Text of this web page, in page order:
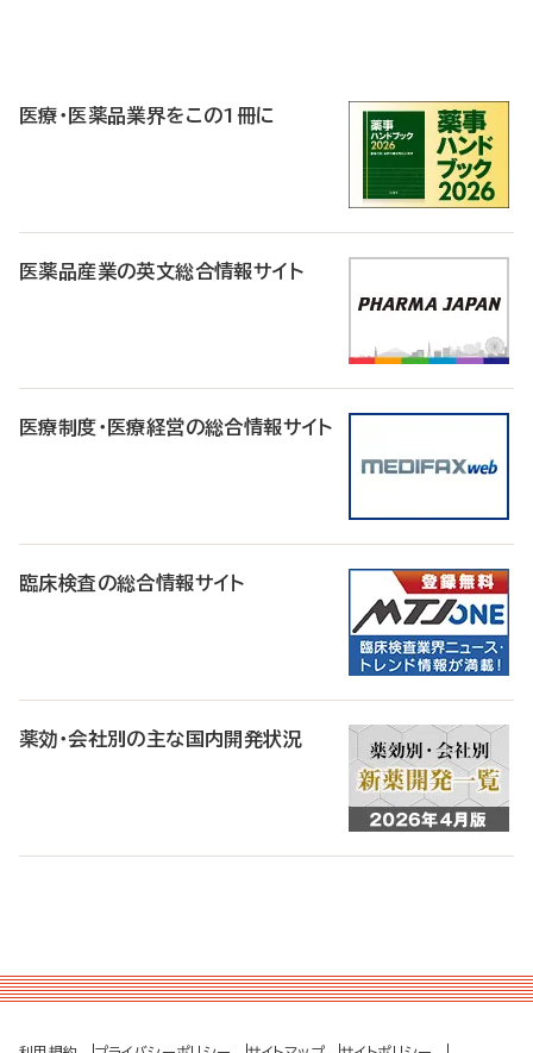
医療・医薬品業界をこの1冊に
医薬品産業の英文総合情報サイト
医療制度・医療経営の総合情報サイト
臨床検査の総合情報サイト
薬効・会社別の主な国内開発状況